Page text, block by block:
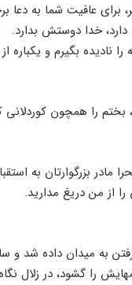
عافیت شما به دعا
خدا دوستش بدارد.
را نادیده بگیرم و
را همچون
مادر بزرگوارتان به
از من دریغ مدارید.
به میدان داده شد و
را گشود، در زلال